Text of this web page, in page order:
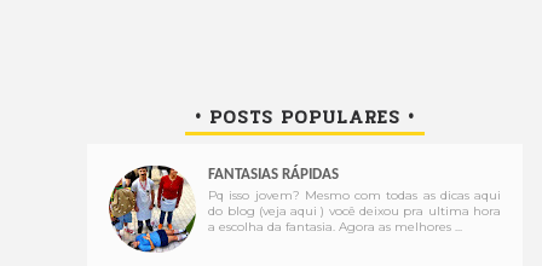
• POSTS POPULARES •
FANTASIAS RÁPIDAS
Pq isso jovem? Mesmo com todas as dicas aqui
do blog (veja aqui ) você deixou pra ultima hora
a escolha da fantasia. Agora as melhores ...